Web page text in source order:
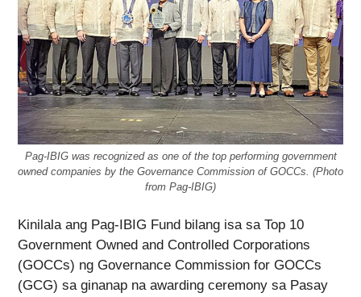
Pag-IBIG was recognized as one of the top performing government
owned companies by the Governance Commission of GOCCs. (Photo
from Pag-IBIG)
Kinilala ang Pag-IBIG Fund bilang isa sa Top 10
Government Owned and Controlled Corporations
(GOCCs) ng Governance Commission for GOCCs
(GCG) sa ginanap na awarding ceremony sa Pasay